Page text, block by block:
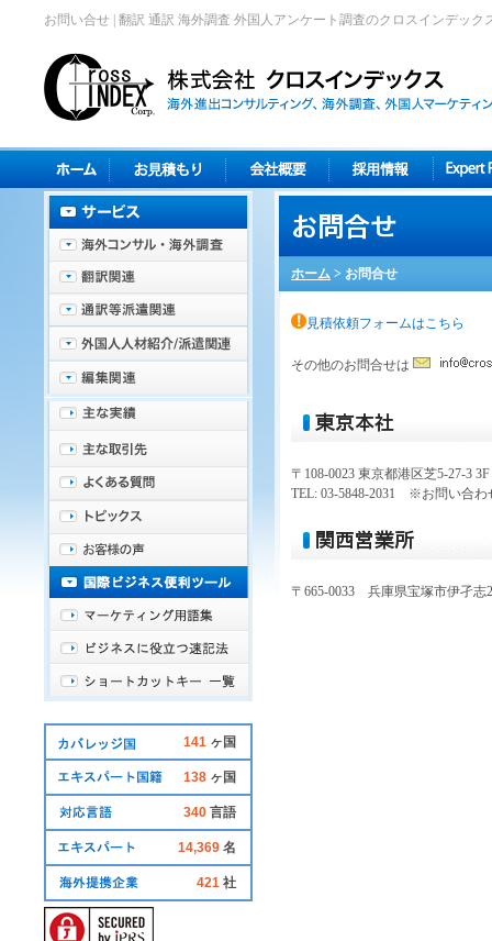
お問い合せ | 翻訳 通訳 海外調査 外国人アンケート調査のクロスインデック
ホーム > お問合せ
見積依頼フォームはこちら
その他のお問合せは
〒108-0023 東京都港区芝5-27-3 3F
TEL: 03-5848-2031 ※お問い合わ
〒665-0033 兵庫県宝塚市伊孑志
141 ヶ国
138 ヶ国
340 言語
14,369 名
421 社